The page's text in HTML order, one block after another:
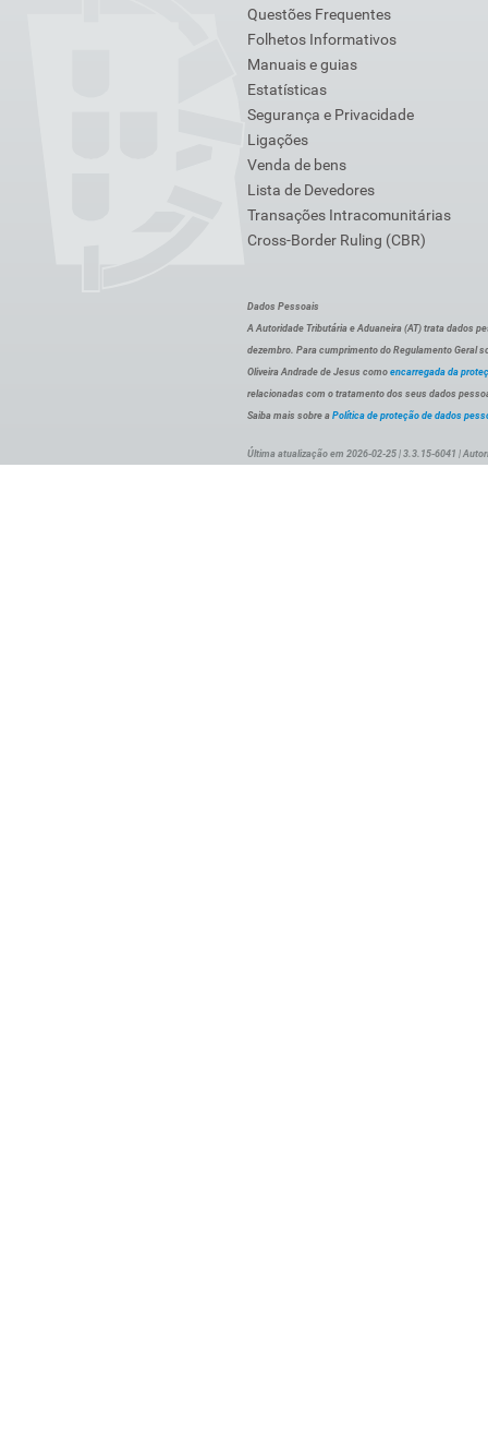
Questões Frequentes
Folhetos Informativos
Manuais e guias
Estatísticas
Segurança e Privacidade
Ligações
Venda de bens
Lista de Devedores
Transações Intracomunitárias
Cross-Border Ruling (CBR)
Dados Pessoais
A Autoridade Tributária e Aduaneira (AT) trata dados
dezembro. Para cumprimento do Regulamento Geral
Oliveira Andrade de Jesus como encarregada da
relacionadas com o tratamento dos seus dados
Saiba mais sobre a Política de proteção de dados
Última atualização em 2026-02-25 | 3.3.15-6041 |